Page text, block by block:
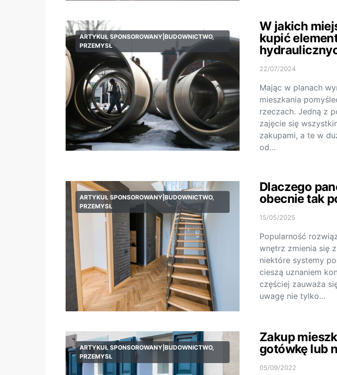
ARTYKUŁ SPONSOROWANY|BUDOWNICTWO,
PRZEMYSŁ
W jakich
kupić
22/07/2024
Mając w planach
mieszkania
rzeczach. Jedną z
zajęcie się
zakupami, a te w
od…
ARTYKUŁ SPONSOROWANY|BUDOWNICTWO,
PRZEMYSŁ
Dlaczego
obecnie tak
15/05/2025
Popularność
wnętrz zmienia się
niektóre systemy
cieszą uznaniem
częściej zauważa
uwagę nie tylko…
ARTYKUŁ SPONSOROWANY|BUDOWNICTWO,
PRZEMYSŁ
Zakup
gotówkę lub
05/09/2022